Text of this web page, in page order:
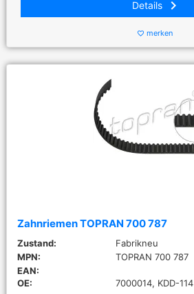
Details keyboard_arrow_right
favorite_border merken
Zahnriemen TOPRAN 700 787
Zustand:
Fabrikneu
MPN:
TOPRAN 700 787
EAN:
OE:
7000014, KDD-114